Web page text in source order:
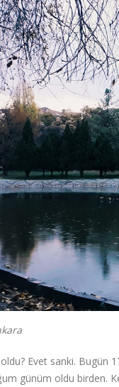
Evet sanki.
günüm oldu birden.